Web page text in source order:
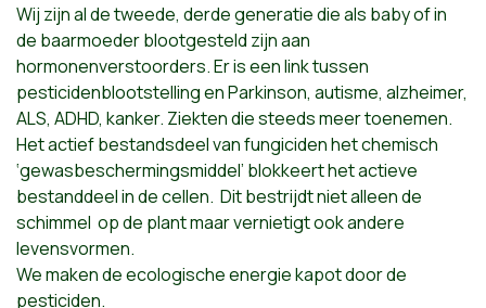
Wij zijn al de tweede, derde generatie die als baby of in
de baarmoeder blootgesteld zijn aan
hormonenverstoorders. Er is een link tussen
pesticidenblootstelling en Parkinson, autisme, alzheimer,
ALS, ADHD, kanker. Ziekten die steeds meer toenemen.
Het actief bestandsdeel van fungiciden het chemisch
‘gewasbeschermingsmiddel’ blokkeert het actieve
bestanddeel in de cellen. Dit bestrijdt niet alleen de
schimmel op de plant maar vernietigt ook andere
levensvormen.
We maken de ecologische energie kapot door de
pesticiden.